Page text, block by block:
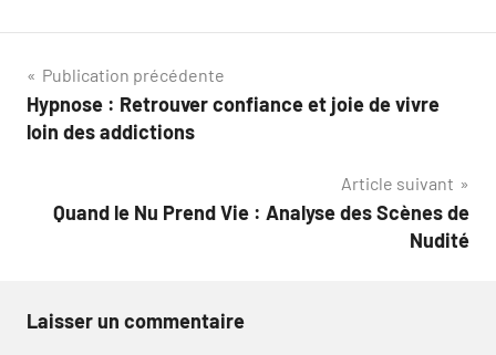
Navigation
de
Publication précédente
Hypnose : Retrouver confiance et joie de vivre
loin des addictions
Article suivant
Quand le Nu Prend Vie : Analyse des Scènes de
Nudité
Laisser un commentaire